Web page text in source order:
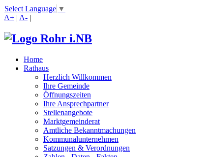
Select Language ▼
A+ | A- |
Home
Rathaus
Herzlich Willkommen
Ihre Gemeinde
Öffnungszeiten
Ihre Ansprechpartner
Stellenangebote
Marktgemeinderat
Amtliche Bekanntmachungen
Kommunalunternehmen
Satzungen & Verordnungen